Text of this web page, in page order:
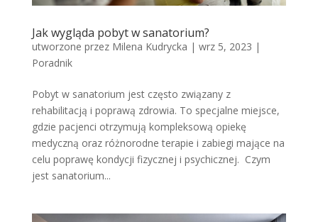
Jak wygląda pobyt w sanatorium?
utworzone przez Milena Kudrycka | wrz 5, 2023 |
Poradnik
Pobyt w sanatorium jest często związany z
rehabilitacją i poprawą zdrowia. To specjalne miejsce,
gdzie pacjenci otrzymują kompleksową opiekę
medyczną oraz różnorodne terapie i zabiegi mające na
celu poprawę kondycji fizycznej i psychicznej. Czym
jest sanatorium...